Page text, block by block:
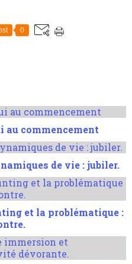
0
au commencement
de vie : jubiler.
et la problématique :